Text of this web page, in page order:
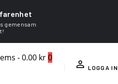
gemensam
-0.00 kr0
LOGGA IN